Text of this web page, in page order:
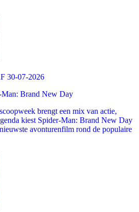
30-07-2026
Brand New Day
brengt een mix van actie,
kiest Spider-Man: Brand New Day
avonturenfilm rond de populaire